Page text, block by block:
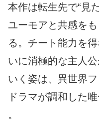
本作は転生先で“見
ユーモアと共感を
る。チート能力を
いに消極的な主人
いく姿は、異世界
ドラマが調和した
。